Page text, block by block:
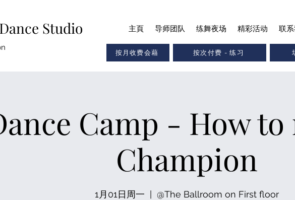
Studio 主頁 导师团队 练舞夜场 精彩活动 联
按月收费会藉 按次付费 - 练习
Camp - How to
Champion
1月01日周一 @The Ballroom on First floor